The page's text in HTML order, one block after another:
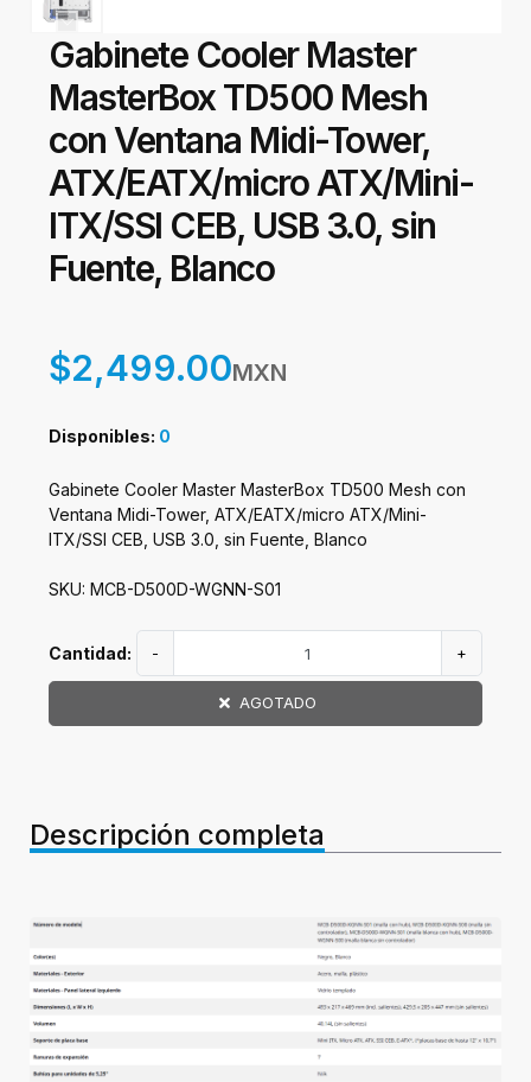
Gabinete Cooler Master
MasterBox TD500 Mesh
con Ventana Midi-Tower,
ATX/EATX/micro ATX/Mini-
ITX/SSI CEB, USB 3.0, sin
Fuente, Blanco
$2,499.00MXN
Disponibles: 0
Gabinete Cooler Master MasterBox TD500 Mesh con
Ventana Midi-Tower, ATX/EATX/micro ATX/Mini-
ITX/SSI CEB, USB 3.0, sin Fuente, Blanco
SKU: MCB-D500D-WGNN-S01
Cantidad: - +
AGOTADO
Descripción completa